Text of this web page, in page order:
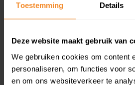
Toestemming Details
Deze website maakt gebruik van
We gebruiken cookies om content
personaliseren, om functies voor
en om ons websiteverkeer te
en koopdatum) binnen een
inclusief een jaar lang gratis
Bekijk product